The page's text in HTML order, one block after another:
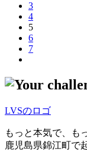
3
4
5
6
7
LVSのロゴ
もっと本気で、も
鹿児島県錦江町で